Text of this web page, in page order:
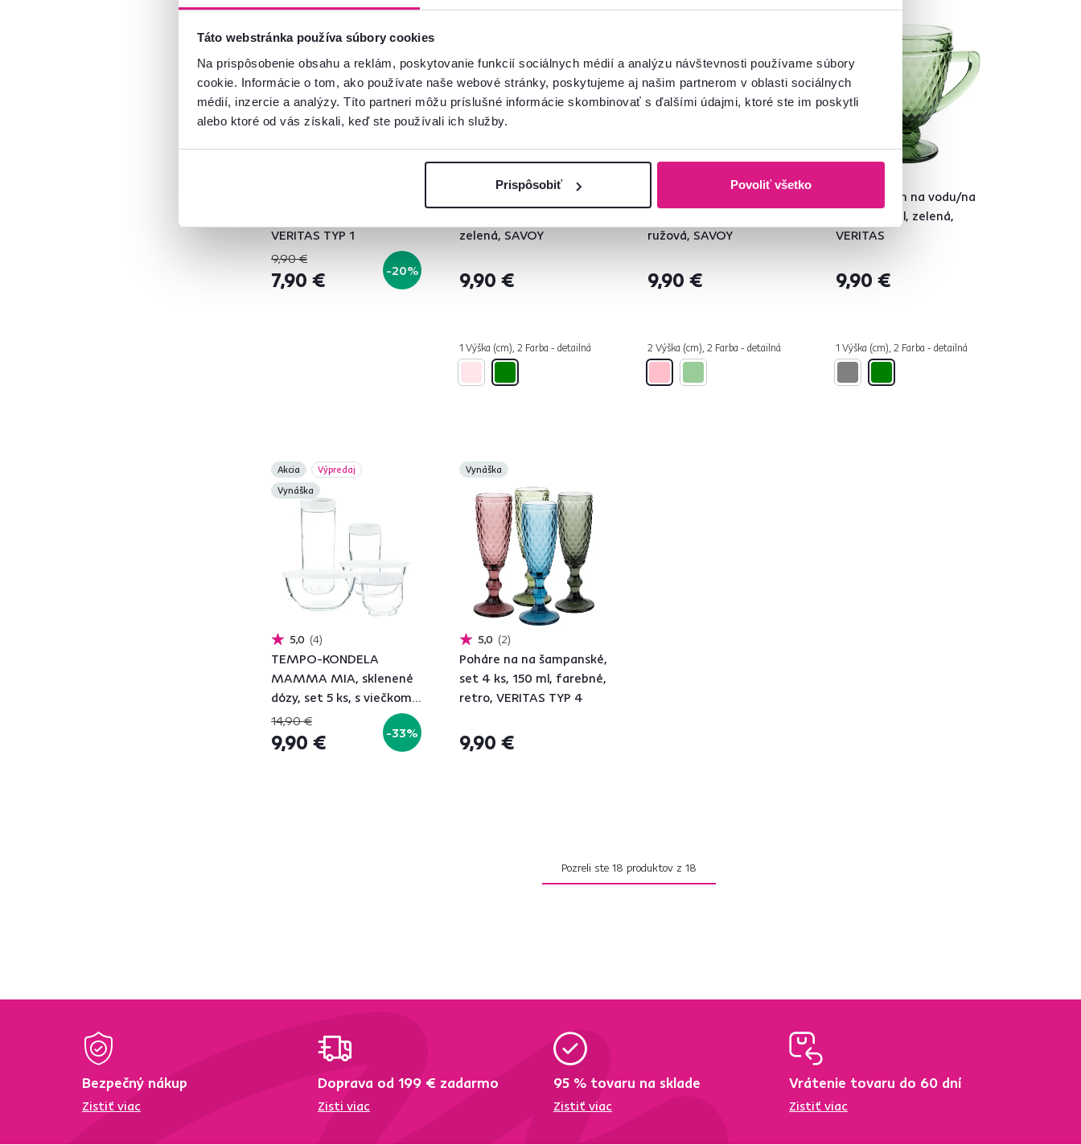
Táto webstránka používa súbory cookies
Na prispôsobenie obsahu a reklám, poskytovanie funkcií sociálnych médií a analýzu návštevnosti používame súbory
cookie. Informácie o tom, ako používate naše webové stránky, poskytujeme aj našim partnerom v oblasti sociálnych
médií, inzercie a analýzy. Títo partneri môžu príslušné informácie skombinovať s ďalšími údajmi, ktoré ste im poskytli
alebo ktoré od vás získali, keď ste používali ich služby.
Prispôsobiť Povoliť všetko
1
Typ produktu
Maselnička
Kuchynské náradie
Džbán na vodu
Akcia Vynáška
VERITAS TYP 1
9,90 €
7,90 € -20%
19
Vintage džbán na
zelená, SAVOY
9,90 €
1 Výška (cm), 2 Farba - detailná
ružová, SAVOY
9,90 €
2 Výška (cm), 2 Farba - detailná
Retro džbán na vodu/na
víno, 1150ml, zelená,
VERITAS
9,90 €
1 Výška (cm), 2 Farba - detailná
Akcia
Výpredaj
Vynáška
5,0 4
TEMPO-KONDELA
MAMMA MIA, sklenené
dózy, set 5 ks, s viečkom,
sklo/plast
14,90 €
9,90 € -33%
Vynáška
5,0 2
Poháre na na šampanské,
set 4 ks, 150 ml, farebné,
retro, VERITAS TYP 4
9,90 €
Pozreli ste 18 produktov z 18
Bezpečný nákup
Zistiť viac
Doprava od 199 € zadarmo
Zisti viac
95 % tovaru na sklade
Zistiť viac
Vrátenie tovaru do 60 dní
Zistiť viac